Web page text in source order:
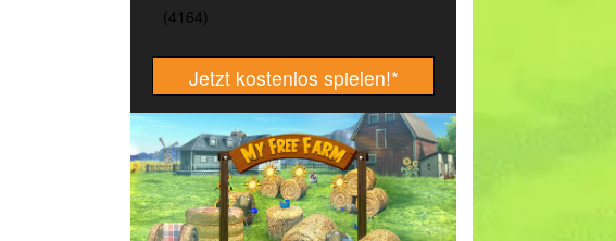
Jetzt kostenlos spielen!*